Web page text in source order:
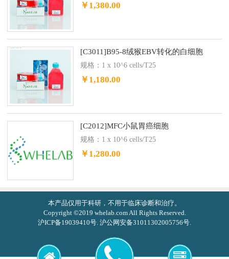
￥1,380.00
[C3011]B95-8绒猴EBV转化的白细胞
规格：1 x 10^6 cells/T25
￥1,180.00
[C2012]MFC小鼠胃癌细胞
规格：1 x 10^6 cells/T25
￥1,280.00
本产品仅用于科研，不用于临床诊断和治疗。
Copyright ©2019 whelab.com All Rights Reserved.
沪ICP备19039410号. 沪公网安备31011302005756号.